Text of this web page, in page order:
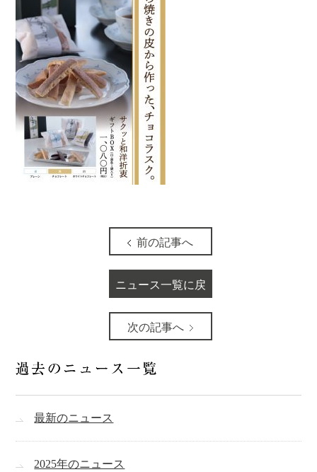
前の記事へ
ニュース一覧に戻
る
次の記事へ
最新のニュース
2025年のニュース